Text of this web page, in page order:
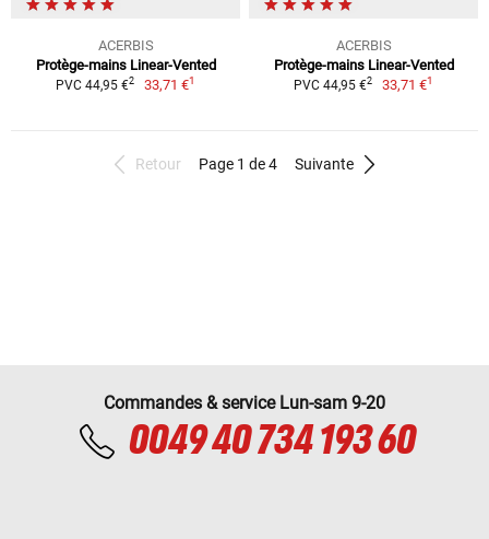
ACERBIS
Protège-mains Linear-Vented
PVC 44,95 €2 33,71 €1
ACERBIS
Protège-mains Linear-Vented
PVC 44,95 €2 33,71 €1
Retour Page 1 de 4 Suivante
Commandes & service Lun-sam 9-20
0049 40 734 193 60